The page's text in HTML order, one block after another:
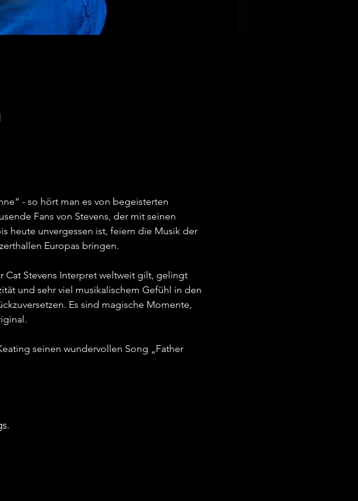
- so hört man es von begeisterten
Fans von Stevens, der mit seinen
heute unvergessen ist, feiern die Musik der
Europas bringen.
Cat Stevens Interpret weltweit gilt, gelingt
und sehr viel musikalischem Gefühl in den
Es sind magische Momente,
seinen wundervollen Song „Father